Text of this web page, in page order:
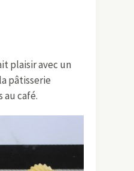
plaisir avec un
pâtisserie
au café.